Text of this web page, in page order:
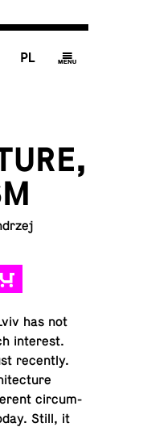
P g
has not
in­ter­est.
re­cently.
cir­cum­
Still, it